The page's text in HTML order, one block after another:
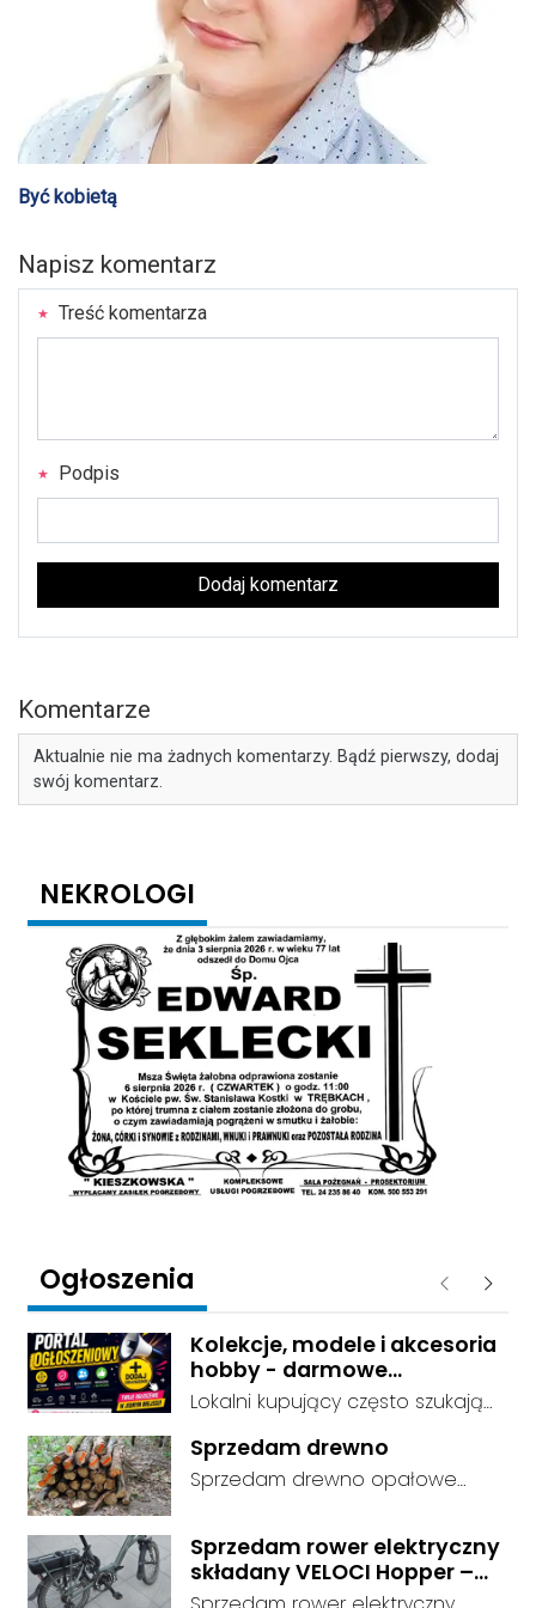
Być kobietą
Napisz komentarz
Treść komentarza
Podpis
Dodaj komentarz
Komentarze
Aktualnie nie ma żadnych komentarzy. Bądź pierwszy, dodaj
swój komentarz.
NEKROLOGI
Ogłoszenia Poprzednie
Kolekcje, modele i akcesoria
hobby - darmowe
ogłoszenia, dodaj swoje za
Lokalni kupujący często szukają
w domu. Kategorie są czytelnie
podzielone, dzięki czemu osoby
kolekcjonerskich trafiają prosto
do Twojej oferty. Link do serwisu:
darmowe ogłoszenia -
Sprzedam drewno
Sprzedam drewno opałowe
palenia transport w własnym
zakresie
Sprzedam rower elektryczny
składany VELOCI Hopper –
Bafang